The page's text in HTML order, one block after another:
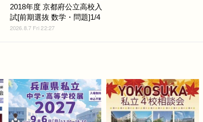
2018年度 京都府公立高校入
試[前期選抜 数学・問題]1/4
2026.8.7 Fri 22:27